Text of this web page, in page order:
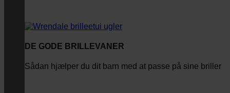
DE GODE BRILLEVANER
Sådan hjælper du dit barn med at passe på sine briller